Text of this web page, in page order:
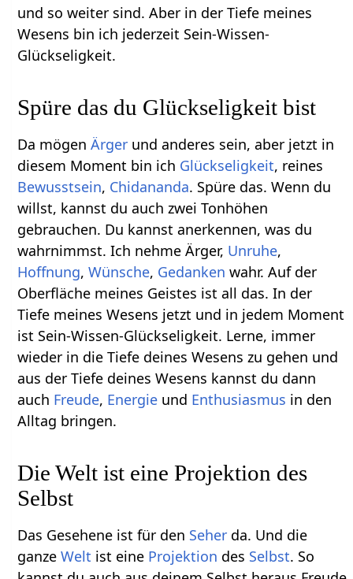
und so weiter sind. Aber in der Tiefe meines
Wesens bin ich jederzeit Sein-Wissen-
Glückseligkeit.
Spüre das du Glückseligkeit bist
Da mögenÄrger und anderes sein, aber jetzt in
diesem Moment bin ich Glückseligkeit, reines
Bewusstsein, Chidananda. Spüre das. Wenn du
willst, kannst du auch zwei Tonhöhen
gebrauchen. Du kannst anerkennen, was du
wahrnimmst. Ich nehme Ärger, Unruhe,
Hoffnung,Wünsche, Gedanken wahr. Auf der
Oberfläche meines Geistes ist all das. In der
Tiefe meines Wesens jetzt und in jedem Moment
ist Sein-Wissen-Glückseligkeit. Lerne, immer
wieder in die Tiefe deines Wesens zu gehen und
aus der Tiefe deines Wesens kannst du dann
auch Freude, Energie und Enthusiasmus in den
Alltag bringen.
Die Welt ist eine Projektion des
Selbst
Das Gesehene ist für den Seher da. Und die
ganzeWelt ist eine Projektion des Selbst. So